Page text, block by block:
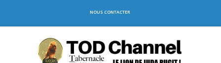
NOUS CONTACTER